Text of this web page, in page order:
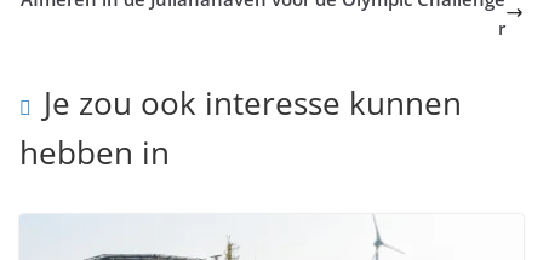
r
Je zou ook interesse kunnen
hebben in